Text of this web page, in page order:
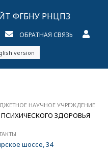
ФГБНУ РНЦПЗ
ОБРАТНАЯ СВЯЗЬ
version
НАУЧНОЕ УЧРЕЖДЕНИЕ
ЗДОРОВЬЯ
шоссе, 34